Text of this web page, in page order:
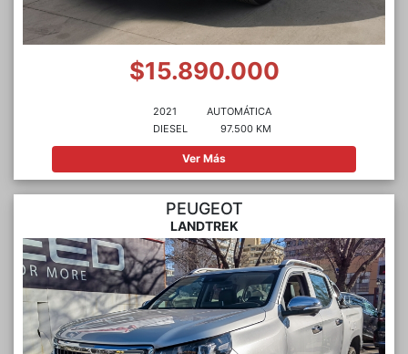
$15.890.000
2021
DIESEL
AUTOMÁTICA
97.500 KM
Ver Más
PEUGEOT
LANDTREK